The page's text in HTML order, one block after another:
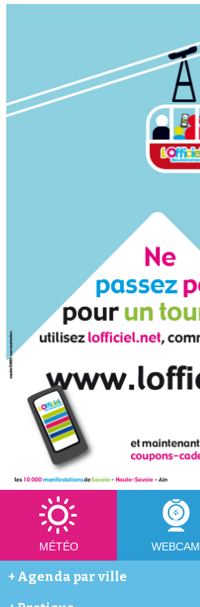
MÉTÉO WEBCAM
+ Agenda par ville
Abondance